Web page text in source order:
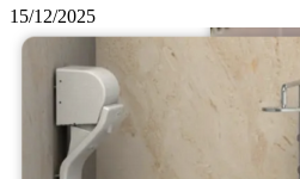
15/12/2025